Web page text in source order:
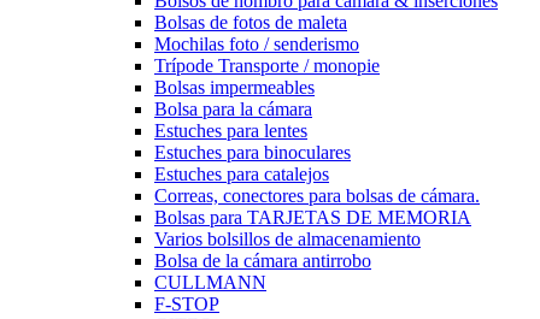
Bolsas de fotos de maleta
Mochilas foto / senderismo
Trípode Transporte / monopie
Bolsas impermeables
Bolsa para la cámara
Estuches para lentes
Estuches para binoculares
Estuches para catalejos
Correas, conectores para bolsas de cámara.
Bolsas para TARJETAS DE MEMORIA
Varios bolsillos de almacenamiento
Bolsa de la cámara antirrobo
CULLMANN
F-STOP